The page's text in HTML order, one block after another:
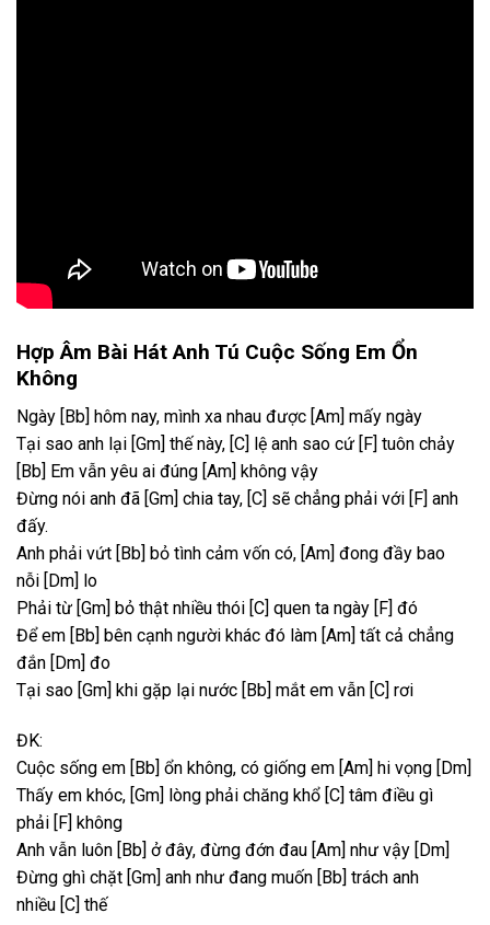
Hợp Âm Bài Hát Anh Tú Cuộc Sống Em Ổn
Không
Ngày [Bb] hôm nay, mình xa nhau được [Am] mấy ngày
Tại sao anh lại [Gm] thế này, [C] lệ anh sao cứ [F] tuôn chảy
[Bb] Em vẫn yêu ai đúng [Am] không vậy
Đừng nói anh đã [Gm] chia tay, [C] sẽ chẳng phải với [F] anh
đấy.
Anh phải vứt [Bb] bỏ tình cảm vốn có, [Am] đong đầy bao
nỗi [Dm] lo
Phải từ [Gm] bỏ thật nhiều thói [C] quen ta ngày [F] đó
Để em [Bb] bên cạnh người khác đó làm [Am] tất cả chẳng
đắn [Dm] đo
Tại sao [Gm] khi gặp lại nước [Bb] mắt em vẫn [C] rơi
ĐK:
Cuộc sống em [Bb] ổn không, có giống em [Am] hi vọng [Dm]
Thấy em khóc, [Gm] lòng phải chăng khổ [C] tâm điều gì
phải [F] không
Anh vẫn luôn [Bb] ở đây, đừng đớn đau [Am] như vậy [Dm]
Đừng ghì chặt [Gm] anh như đang muốn [Bb] trách anh
nhiều [C] thế